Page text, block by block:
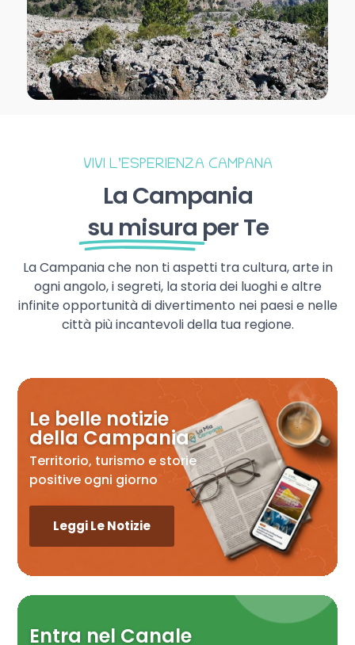
VIVI L’ESPERIENZA CAMPANA
La Campania
su misura per Te
La Campania che non ti aspetti tra cultura, arte in
ogni angolo, i segreti, la storia dei luoghi e altre
infinite opportunità di divertimento nei paesi e nelle
città più incantevoli della tua regione.
Le belle notizie
della Campania
Territorio, turismo e storie
positive ogni giorno
Leggi Le Notizie
Entra nel Canale